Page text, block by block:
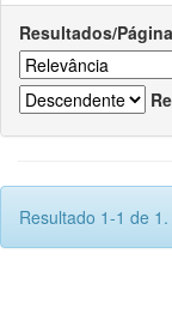
Resultados/Página
Resultado 1-1 de 1.